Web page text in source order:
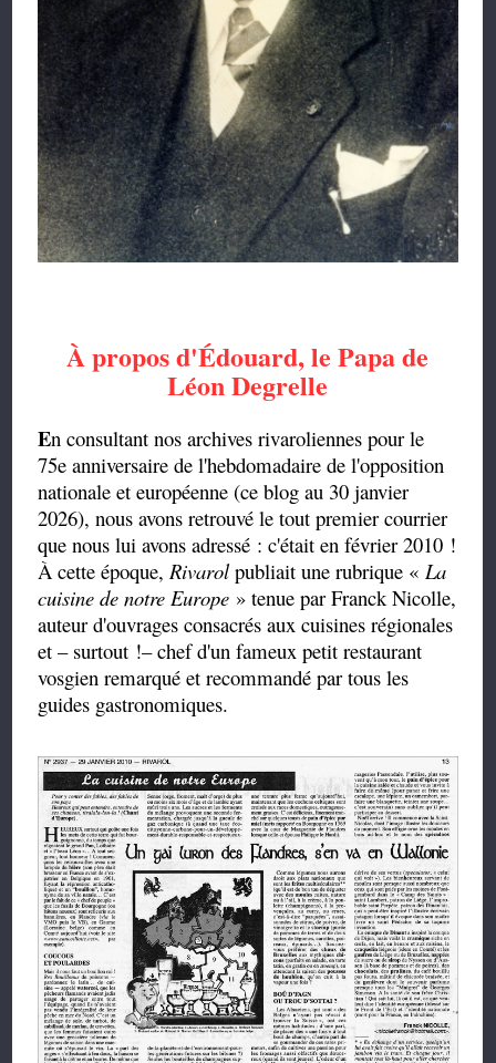
À propos d'Édouard, le Papa de
Léon Degrelle
En consultant nos archives rivaroliennes pour le
75e anniversaire de l'hebdomadaire de l'opposition
nationale et européenne (ce blog au 30 janvier
2026), nous avons retrouvé le tout premier courrier
que nous lui avons adressé : c'était en février 2010 !
À cette époque,Rivarolpubliait une rubrique «La
cuisine de notre Europe » tenue par Franck Nicolle,
auteur d'ouvrages consacrés aux cuisines régionales
et – surtout !– chef d'un fameux petit restaurant
vosgien remarqué et recommandé par tous les
guides gastronomiques.